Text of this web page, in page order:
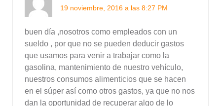
19 noviembre, 2016 a las 8:27 PM
buen día ,nosotros como empleados con un
sueldo , por que no se pueden deducir gastos
que usamos para venir a trabajar como la
gasolina, mantenimiento de nuestro vehículo,
nuestros consumos alimenticios que se hacen
en el súper así como otros gastos, ya que no nos
dan la oportunidad de recuperar algo de lo